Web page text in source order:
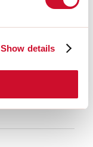
Show details